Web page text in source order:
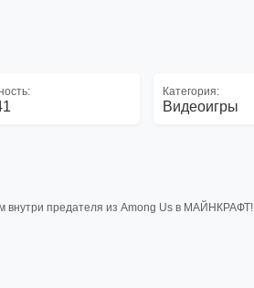
Категория:
Видеоигры
предателя из Among Us в МАЙНКРАФТ!